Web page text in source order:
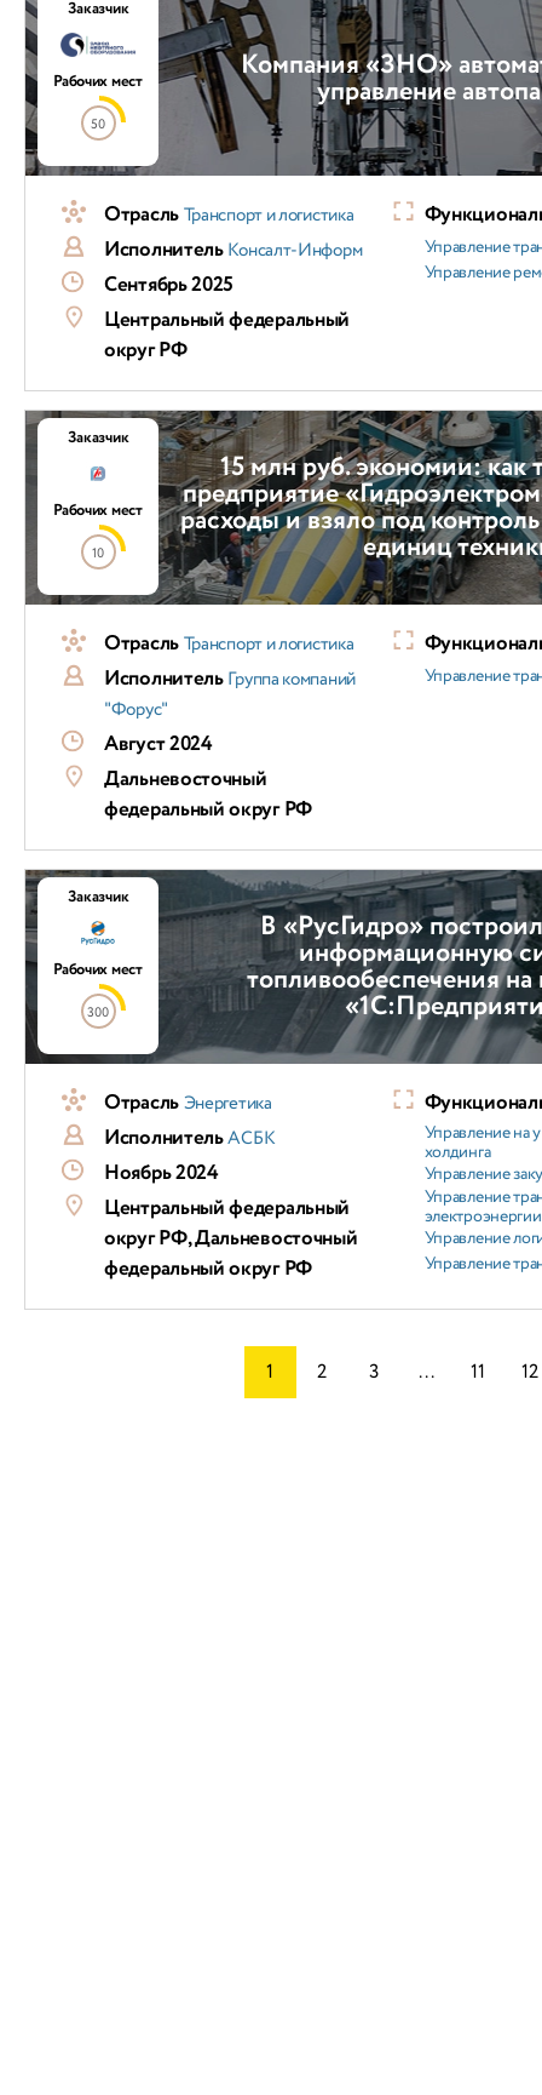
Компания «ЗНО»
управление
Заказчик
Рабочих мест
50
ОтрасльТранспорт и логистика
ИсполнительКонсалт-Информ
Сентябрь 2025
Центральный федеральный
округ РФ
Управление
Управление
15 млн руб. экономии: как
предприятие
расходы и взяло под
единиц
Заказчик
Рабочих мест
10
ОтрасльТранспорт и логистика
ИсполнительГруппа компаний
"Форус"
Август 2024
Дальневосточный
федеральный округ РФ
Управление
В «РусГидро»
информационную
топливообеспечения
Заказчик
Рабочих мест
300
ОтрасльЭнергетика
ИсполнительАСБК
Ноябрь 2024
Центральный федеральный
округ РФ, Дальневосточный
федеральный округ РФ
Управление на
холдинга
Управление
Управление
электроэнергии
Управление
Управление
1 2 3 ... 11 12